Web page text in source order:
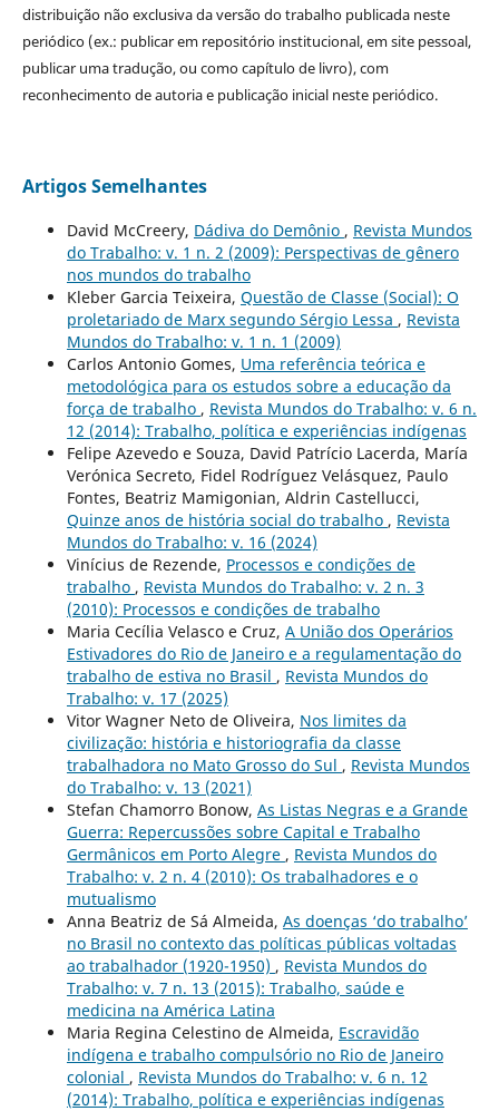
distribuição não exclusiva da versão do trabalho publicada neste
periódico (ex.: publicar em repositório institucional, em site pessoal,
publicar uma tradução, ou como capítulo de livro), com
reconhecimento de autoria e publicação inicial neste periódico.
Artigos Semelhantes
David McCreery, Dádiva do Demônio , Revista Mundos
do Trabalho: v. 1 n. 2 (2009): Perspectivas de gênero
nos mundos do trabalho
Kleber Garcia Teixeira, Questão de Classe (Social): O
proletariado de Marx segundo Sérgio Lessa , Revista
Mundos do Trabalho: v. 1 n. 1 (2009)
Carlos Antonio Gomes, Uma referência teórica e
metodológica para os estudos sobre a educação da
força de trabalho , Revista Mundos do Trabalho: v. 6 n.
12 (2014): Trabalho, política e experiências indígenas
Felipe Azevedo e Souza, David Patrício Lacerda, María
Verónica Secreto, Fidel Rodríguez Velásquez, Paulo
Fontes, Beatriz Mamigonian, Aldrin Castellucci,
Quinze anos de história social do trabalho , Revista
Mundos do Trabalho: v. 16 (2024)
Vinícius de Rezende, Processos e condições de
trabalho , Revista Mundos do Trabalho: v. 2 n. 3
(2010): Processos e condições de trabalho
Maria Cecília Velasco e Cruz, A União dos Operários
Estivadores do Rio de Janeiro e a regulamentação do
trabalho de estiva no Brasil , Revista Mundos do
Trabalho: v. 17 (2025)
Vitor Wagner Neto de Oliveira, Nos limites da
civilização: história e historiografia da classe
trabalhadora no Mato Grosso do Sul , Revista Mundos
do Trabalho: v. 13 (2021)
Stefan Chamorro Bonow, As Listas Negras e a Grande
Guerra: Repercussões sobre Capital e Trabalho
Germânicos em Porto Alegre , Revista Mundos do
Trabalho: v. 2 n. 4 (2010): Os trabalhadores e o
mutualismo
Anna Beatriz de Sá Almeida, As doenças ‘do trabalho’
no Brasil no contexto das políticas públicas voltadas
ao trabalhador (1920-1950) , Revista Mundos do
Trabalho: v. 7 n. 13 (2015): Trabalho, saúde e
medicina na América Latina
Maria Regina Celestino de Almeida, Escravidão
indígena e trabalho compulsório no Rio de Janeiro
colonial , Revista Mundos do Trabalho: v. 6 n. 12
(2014): Trabalho, política e experiências indígenas